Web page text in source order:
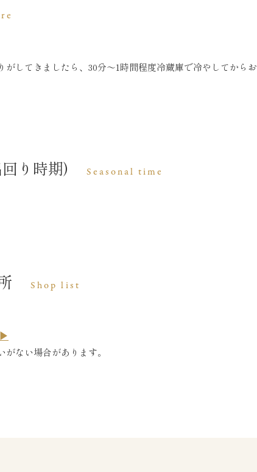
がしてきましたら、30分～1時間程度冷蔵庫で冷やしてからお
り時期) Seasonal time
Shop list
ない場合があります。